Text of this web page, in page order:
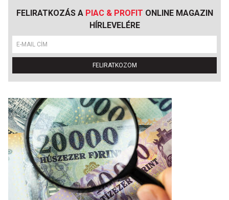
FELIRATKOZÁS A PIAC & PROFIT ONLINE MAGAZIN
HÍRLEVELÉRE
FELIRATKOZOM